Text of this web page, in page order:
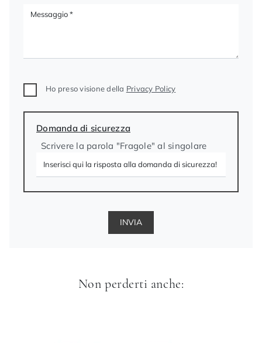
Ho preso visione della Privacy Policy
Domanda di sicurezza
Scrivere la parola "Fragole" al singolare
INVIA
Non perderti anche: